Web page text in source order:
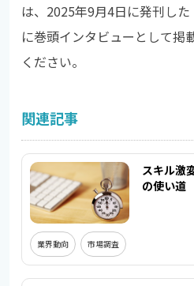
は、 2025年9月4日に発刊し
に巻頭インタビューとして掲
ください。
関連記事
スキル激
の使い道
業界動向 市場調査